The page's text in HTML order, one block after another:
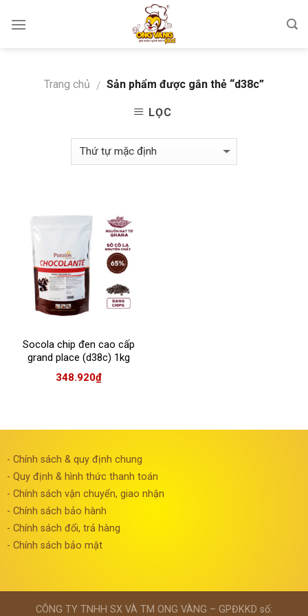
Trang chủ / Sản phẩm được gắn thẻ “d38c”
LỌC
Socola chip đen cao cấp
grand place (d38c) 1kg
348.920₫
- Chính sách & quy định chung
- Quy định & hình thức thanh toán
- Chính sách vận chuyển, giao nhận
- Chính sách bảo hành
- Chính sách đổi, trả hàng
- Chính sách bảo mật
CÔNG TY TNHH SX VÀ TM ONG VÀNG – GPĐKKD số: